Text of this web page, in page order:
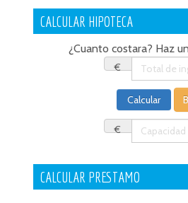
CALCULAR HIPOTECA
¿Cuanto costara? Haz
€
€
CALCULAR PRESTAMO